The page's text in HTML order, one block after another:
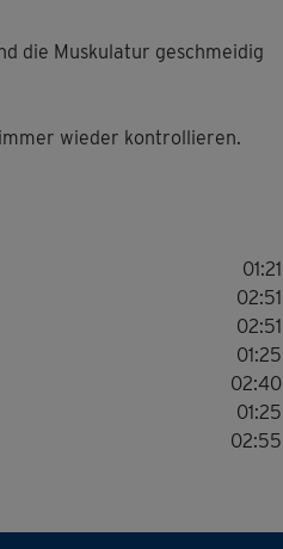
die Muskulatur geschmeidig
wieder kontrollieren.
01:21
02:51
02:51
01:25
02:40
01:25
02:55